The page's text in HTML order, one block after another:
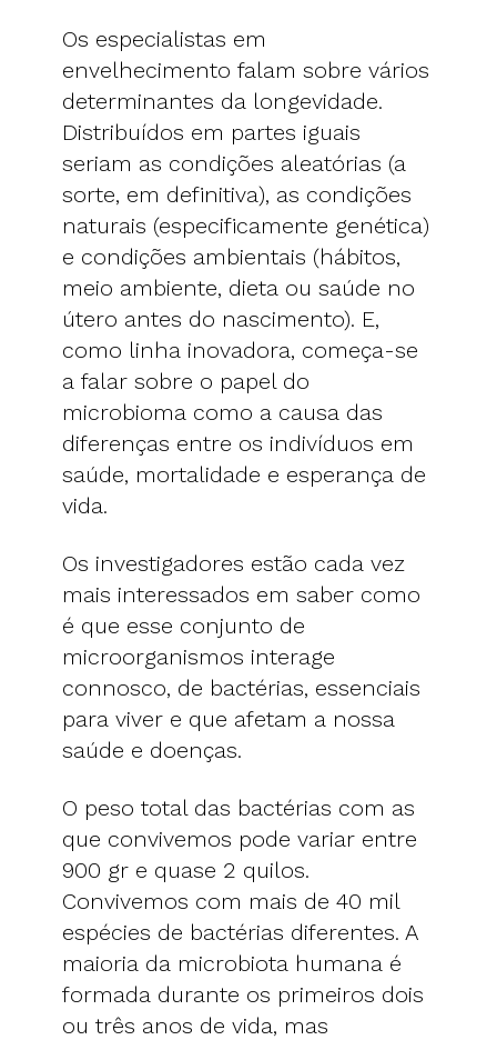
Os especialistas em
envelhecimento falam sobre vários
determinantes da longevidade.
Distribuídos em partes iguais
seriam as condições aleatórias (a
sorte, em definitiva), as condições
naturais (especificamente genética)
e condições ambientais (hábitos,
meio ambiente, dieta ou saúde no
útero antes do nascimento). E,
como linha inovadora, começa-se
a falar sobre o papel do
microbioma como a causa das
diferenças entre os indivíduos em
saúde, mortalidade e esperança de
vida.
Os investigadores estão cada vez
mais interessados ​​em saber como
é que esse conjunto de
microorganismos interage
connosco, de bactérias, essenciais
para viver e que afetam a nossa
saúde e doenças.
O peso total das bactérias com as
que convivemos pode variar entre
900 gr e quase 2 quilos.
Convivemos com mais de 40 mil
espécies de bactérias diferentes. A
maioria da microbiota humana é
formada durante os primeiros dois
ou três anos de vida, mas